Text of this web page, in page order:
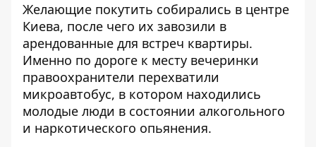
Желающие покутить собирались в центре
Киева, после чего их завозили в
арендованные для встреч квартиры.
Именно по дороге к месту вечеринки
правоохранители перехватили
микроавтобус, в котором находились
молодые люди в состоянии алкогольного
и наркотического опьянения.